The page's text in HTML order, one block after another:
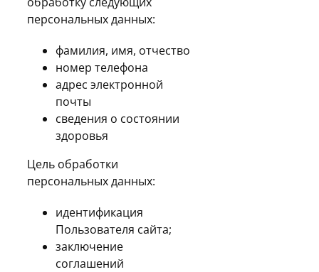
персональных данных:
фамилия, имя, отчество
номер телефона
адрес электронной
почты
сведения о состоянии
здоровья
Цель обработки
персональных данных:
идентификация
Пользователя сайта;
заключение
соглашений